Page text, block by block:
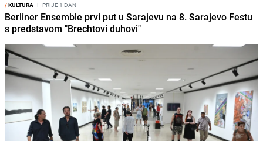
/KULTURA I PRIJE 1 DAN
Berliner Ensemble prvi put u Sarajevu na 8. Sarajevo Festu
s predstavom "Brechtovi duhovi"